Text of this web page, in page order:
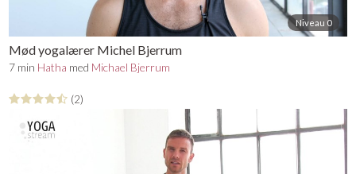
Niveau 0
Mød yogalærer Michel Bjerrum
7 min Hatha med Michael Bjerrum
(2)